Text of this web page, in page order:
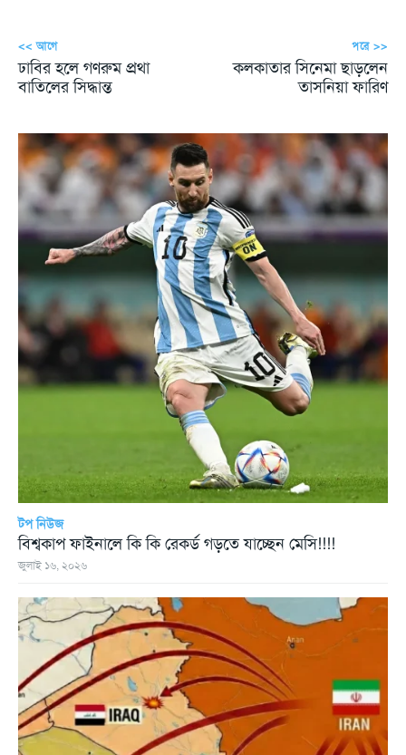
<< আগে
ঢাবির হলে গণরুম প্রথা
বাতিলের সিদ্ধান্ত
পরে >>
কলকাতার সিনেমা ছাড়লেন
তাসনিয়া ফারিণ
টপ নিউজ
বিশ্বকাপ ফাইনালে কি কি রেকর্ড গড়তে যাচ্ছেন মেসি!!!!
জুলাই ১৬, ২০২৬